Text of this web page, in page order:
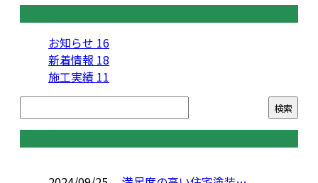
お知らせ 16
新着情報 18
施工実績 11